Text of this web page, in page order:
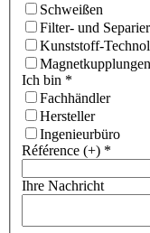
Schweißen
Filter- und
Kunststoff-
Ich bin *
Fachhändler
Hersteller
Ingenieurbüro
Référence (+) *
Ihre Nachricht